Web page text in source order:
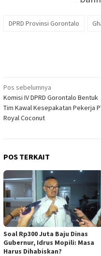
DPRD Provinsi Gorontalo
Navigasi
pos
Pos sebelumnya
Komisi IV DPRD Gorontalo Bentuk
Tim Kawal Kesepakatan Pekerja
Royal Coconut
POS TERKAIT
Soal Rp300 Juta Baju Dinas
Gubernur, Idrus Mopili: Masa
Harus Dihabiskan?